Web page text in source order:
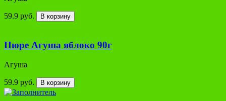
59.9 руб. В корзину
Пюре Агуша яблоко 90г
Агуша
59.9 руб. В корзину